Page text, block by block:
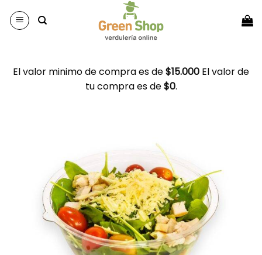
El valor minimo de compra es de$15.000 El valor de
tu compra es de$0.